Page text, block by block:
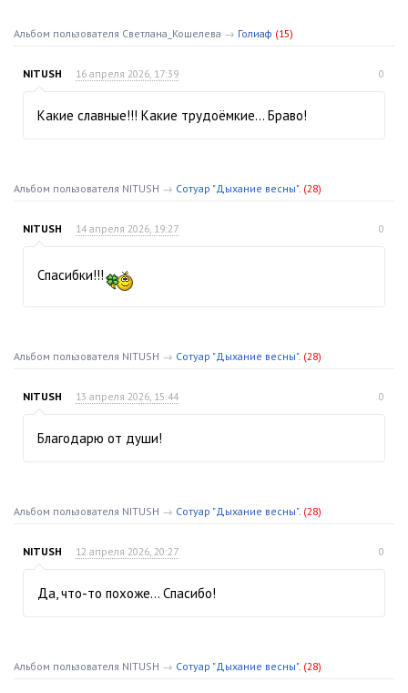
Альбом пользователя Светлана_Кошелева → Голиаф (15)
NITUSH 16 апреля 2026, 17:39 0
Какие славные!!! Какие трудоёмкие… Браво!
Альбом пользователя NITUSH → Сотуар "Дыхание весны". (28)
NITUSH 14 апреля 2026, 19:27 0
Спасибки!!!
Альбом пользователя NITUSH → Сотуар "Дыхание весны". (28)
NITUSH 13 апреля 2026, 15:44 0
Благодарю от души!
Альбом пользователя NITUSH → Сотуар "Дыхание весны". (28)
NITUSH 12 апреля 2026, 20:27 0
Да, что-то похоже… Спасибо!
Альбом пользователя NITUSH → Сотуар "Дыхание весны". (28)